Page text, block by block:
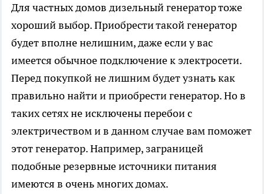
Для частных домов дизельный генератор тоже
хороший выбор. Приобрести такой генератор
будет вполне нелишним, даже если у вас
имеется обычное подключение к электросети.
Перед покупкой не лишним будет узнать как
правильно найти и приобрести генератор. Но в
таких сетях не исключены перебои с
электричеством и в данном случае вам поможет
этот генератор. Например, заграницей
подобные резервные источники питания
имеются в очень многих домах.